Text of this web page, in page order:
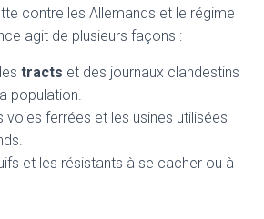
contre les Allemands et le régime
agit de plusieurs façons :
tracts et des journaux clandestins
population.
voies ferrées et les usines utilisées
et les résistants à se cacher ou à